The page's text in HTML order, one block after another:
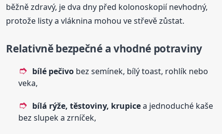
běžně zdravý, je dva dny před kolonoskopií nevhodný,
protože listy a vláknina mohou ve střevě zůstat.
Relativně bezpečné a vhodné potraviny
bílé pečivo bez semínek, bílý toast, rohlík nebo
veka,
bílá rýže, těstoviny, krupicea jednoduché kaše
bez slupek a zrníček,